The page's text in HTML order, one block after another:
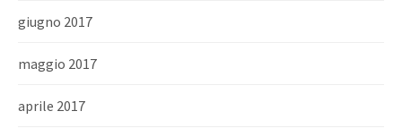
giugno 2017
maggio 2017
aprile 2017